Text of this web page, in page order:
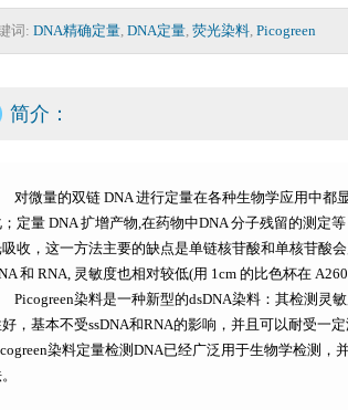
词: DNA精确定量, DNA定量, 荧光染料, Picogreen
简介：
量的双链 DNA 进行定量在各种生物学应用中都显
定量 DNA 扩增产物,在药物中DNA 分子残留的测定
收，这一方法主要的缺点是单链核苷酸和单核苷酸
和 RNA, 灵敏度也相对较低(用 1cm 的比色杯在
染料是一种新型的dsDNA染料：其检测灵敏
，基本不受ssDNA和RNA的影响，并且可以耐受一
染料定量检测DNA已经广泛用于生物学检测